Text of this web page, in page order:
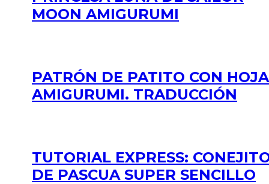
MOON AMIGURUMI
PATRÓN DE PATITO CON HOJA
AMIGURUMI. TRADUCCIÓN
TUTORIAL EXPRESS:
DE PASCUA SUPER SENCILLO